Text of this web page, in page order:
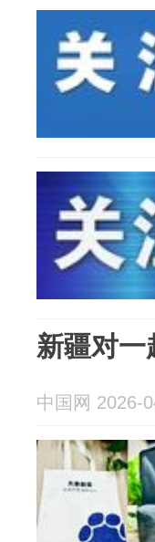
新疆对
中国网 2026-